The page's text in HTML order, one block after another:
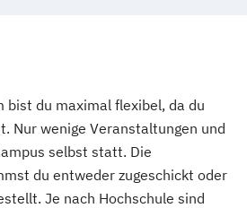
bist du maximal flexibel, da du
Nur wenige Veranstaltungen und
selbst statt. Die
du entweder zugeschickt oder
Je nach Hochschule sind